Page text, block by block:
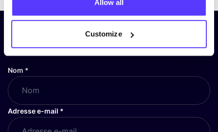
Allow all
Customize
Inscrivez-vous à notre lettre
d’information et restez informé !
Nom *
Adresse e-mail *